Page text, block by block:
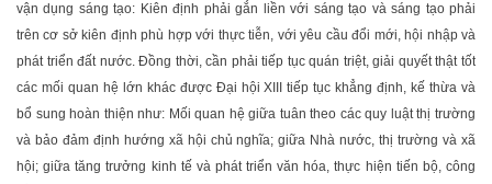
vận dụng sáng tạo: Kiên định phải gắn liền với sáng tạo và sáng tạo phải
trên cơ sở kiên định phù hợp với thực tiễn, với yêu cầu đổi mới, hội nhập và
phát triển đất nước. Ðồng thời, cần phải tiếp tục quán triệt, giải quyết thật tốt
các mối quan hệ lớn khác được Ðại hội XIII tiếp tục khẳng định, kế thừa và
bổ sung hoàn thiện như: Mối quan hệ giữa tuân theo các quy luật thị trường
và bảo đảm định hướng xã hội chủ nghĩa; giữa Nhà nước, thị trường và xã
hội; giữa tăng trưởng kinh tế và phát triển văn hóa, thực hiện tiến bộ, công